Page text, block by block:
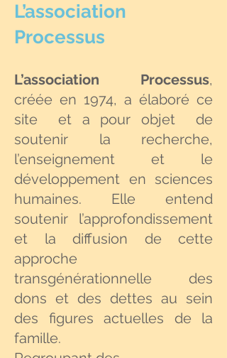
L’association
Processus
L’association Processus,
créée en 1974, a élaboré ce
site et a pour objet de
soutenir la recherche,
l’enseignement et le
développement en sciences
humaines. Elle entend
soutenir l’approfondissement
et la diffusion de cette
approche
transgénérationnelle des
dons et des dettes au sein
des figures actuelles de la
famille.